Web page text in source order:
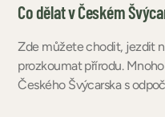
Co dělat v Českém
Zde můžete chodit, jezdit
prozkoumat přírodu.
Českého Švýcarska s